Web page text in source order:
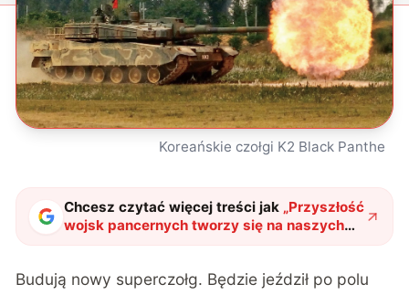
Koreańskie czołgi K2 Black Panthe
Chcesz czytać więcej treści jak „Przyszłość
wojsk pancernych tworzy się na naszych
oczach. Dlaczego K3 to rewolucja w
Budują nowy superczołg. Będzie jeździł po polu